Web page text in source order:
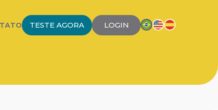
TESTE AGORA LOGIN